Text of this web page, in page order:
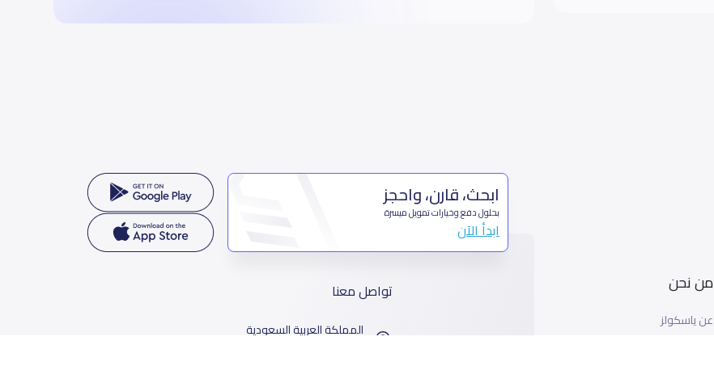
من نحن
عن ياسكولز
ابحث، قارن، واحجز
بحلول دفع وخيارات تمويل ميسرة
ابدأ الآن
تواصل معنا
المملكة العربية السعودية